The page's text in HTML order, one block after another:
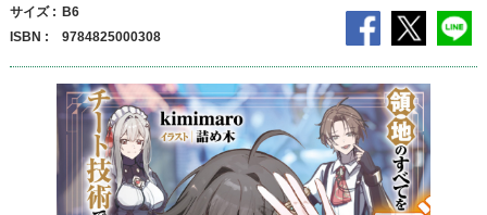
サイズ
B6
ISBN
9784825000308